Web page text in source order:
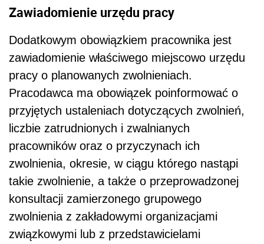
Zawiadomienie urzędu pracy
Dodatkowym obowiązkiem pracownika jest
zawiadomienie właściwego miejscowo urzędu
pracy o planowanych zwolnieniach.
Pracodawca ma obowiązek poinformować o
przyjętych ustaleniach dotyczących zwolnień,
liczbie zatrudnionych i zwalnianych
pracowników oraz o przyczynach ich
zwolnienia, okresie, w ciągu którego nastąpi
takie zwolnienie, a także o przeprowadzonej
konsultacji zamierzonego grupowego
zwolnienia z zakładowymi organizacjami
związkowymi lub z przedstawicielami